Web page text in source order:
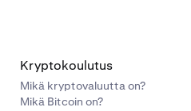
Kryptokoulutus
Mikä kryptovaluutta on?
Mikä Bitcoin on?